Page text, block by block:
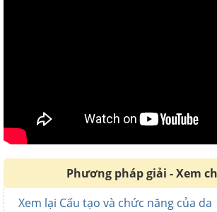
Phương pháp giải - Xem
Xem lại Cấu tạo và chức năng của da